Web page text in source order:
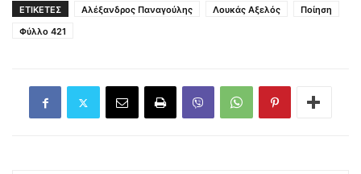
ΕΤΙΚΕΤΕΣ Αλέξανδρος Παναγούλης Λουκάς Αξελός
Ποίηση
Φύλλο 421